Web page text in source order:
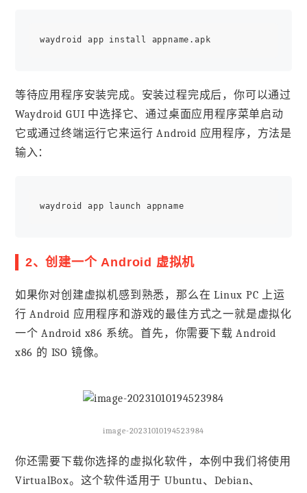
等待应用程序安装完成。安装过程完成后，你可以通过
Waydroid GUI 中选择它、通过桌面应用程序菜单启动
它或通过终端运行它来运行 Android 应用程序，方法是
输入：
2、创建一个 Android 虚拟机
如果你对创建虚拟机感到熟悉，那么在 Linux PC 上运
行 Android 应用程序和游戏的最佳方式之一就是虚拟化
一个 Android x86 系统。首先，你需要下载 Android
x86 的 ISO 镜像。
image-20231010194523984
你还需要下载你选择的虚拟化软件，本例中我们将使用
VirtualBox。这个软件适用于 Ubuntu、Debian、